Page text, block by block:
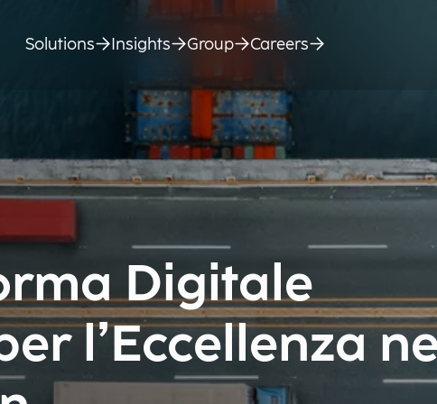
Solutions Insights Group Careers
Digitale
l’Eccellenza